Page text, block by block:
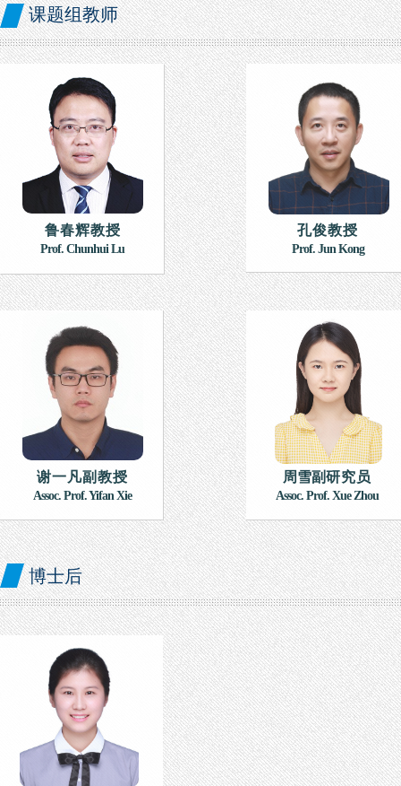
谢一凡副教授
Assoc. Prof. Yifan Xie
周雪副研究员
Assoc. Prof. Xue Zhou
鲁春辉教授
Prof. Chunhui Lu
课题组教师
孔俊教授
Prof. JunKong
博士后